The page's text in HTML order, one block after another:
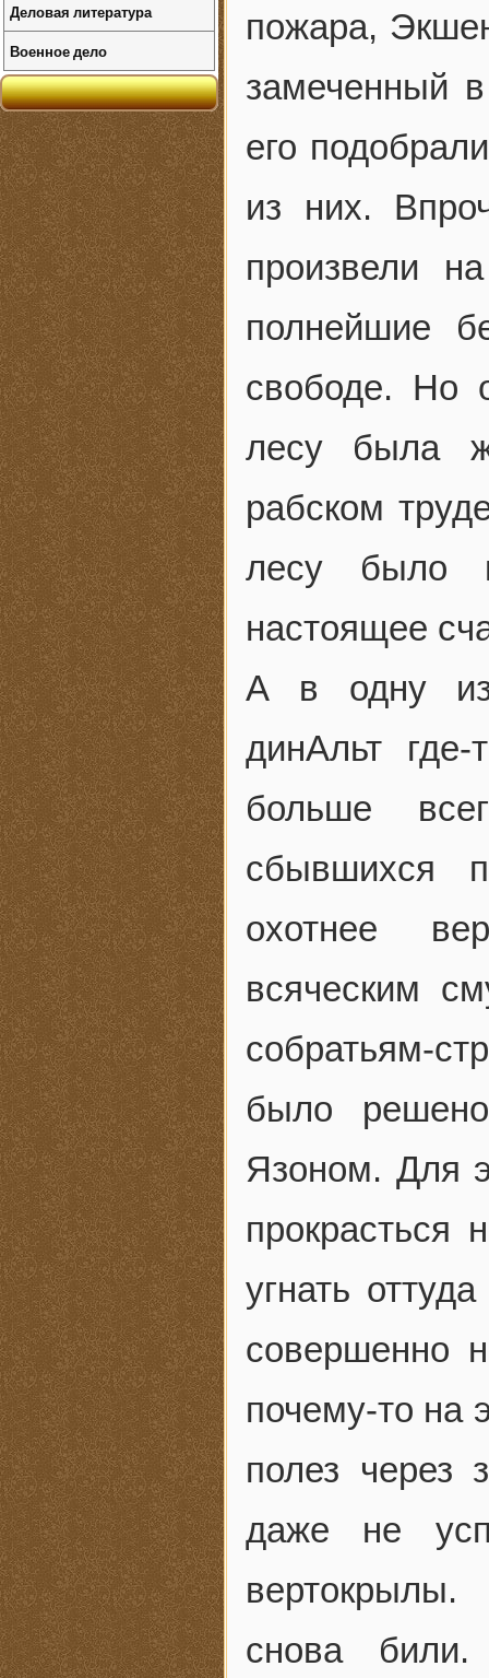
пожара,
замеченный
его
из них.
произвели
полнейшие
свободе. Но
лесу была
рабском
лесу было
настоящее
А в одну из
динАльт
больше
сбывшихся
охотнее
всяческим
собратьям-
было
Язоном. Для
прокрасться
угнать
совершенно
почему-то на
полез через
даже не
снова
Деловая литература
Военное дело